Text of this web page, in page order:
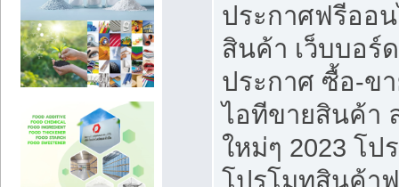
ประกาศฟรีออ
สินค้า เว็บบอร์
ประกาศ ซื้อ-ข
ไอทีขายสินค้า
ใหม่ๆ 2023 โป
โปรโมทสินค้า